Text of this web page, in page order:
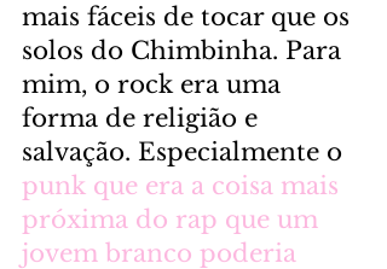
mais fáceis de tocar que os
solos do Chimbinha. Para
mim, o rock era uma
forma de religião e
salvação. Especialmente o
punk que era a coisa mais
próxima do rap que um
jovem branco poderia